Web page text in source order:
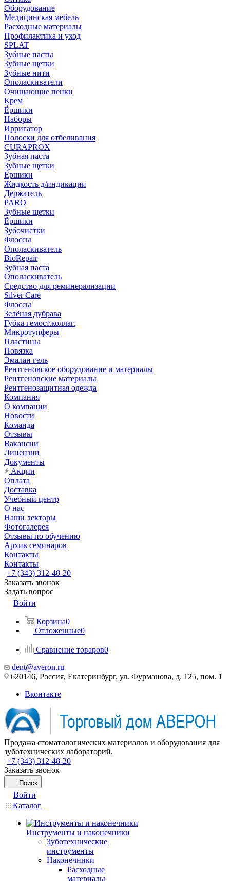
Оборудование
Медицинская мебель
Расходные материалы
Профилактика и уход
SPLAT
Зубные пасты
Зубные щетки
Зубные нити
Ополаскиватели
Очищающие пенки
Крем
Ёршики
Наборы
Ирригатор
Полоски для отбеливания
CURAPROX
Зубная паста
Зубные щетки
Ёршики
Жидкость д/индикации
Держатель
PARO
Зубные щетки
Ёршики
Зубочистки
Флоссы
Ополаскиватель
BioRepair
Зубная паста
Ополаскиватель
Средство для реминерализации
Silver Care
Флоссы
Зелёная дубрава
Губка гемост.коллаг.
Микротупферы
Пластины
Повязка
Эмалан гель
Рентгеновское оборудование и материалы
Рентгеновские материалы
Рентгенозащитная одежда
Компания
О компании
Новости
Команда
Отзывы
Вакансии
Лицензии
Документы
Акции
Оплата
Доставка
Учебный центр
О нас
Наши лекторы
Фотогалерея
Отзывы по обучению
Архив семинаров
Контакты
Контакты
+7 (343) 312-48-20
Заказать звонок
Задать вопрос
Войти
Корзина0
Отложенные0
Сравнение товаров0
dent@averon.ru
620146, Россия, Екатеринбург, ул. Фурманова, д. 125, пом. 1
Вконтакте
Продажа стоматологических материалов и оборудования для
зуботехнических лабораторий.
+7 (343) 312-48-20
Заказать звонок
Поиск
Войти
Каталог
Инструменты и наконечники
Зуботехнические
инструменты
Наконечники
Расходные
материалы